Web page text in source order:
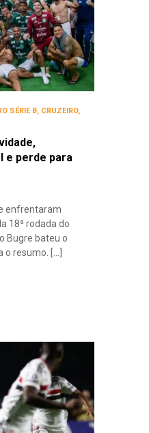
SÉRIE B, CRUZEIRO,
e perde para
enfrentaram
18ª rodada do
Bugre bateu o
resumo. [...]